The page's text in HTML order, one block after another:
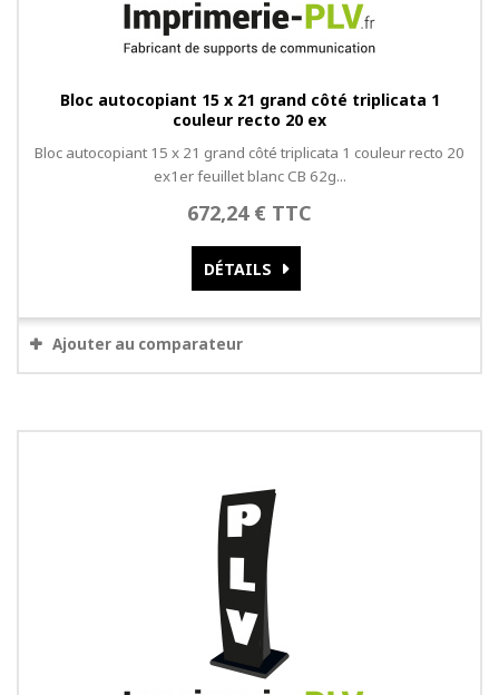
Bloc autocopiant 15 x 21 grand côté triplicata 1
couleur recto 20 ex
Bloc autocopiant 15 x 21 grand côté triplicata 1 couleur recto 20
ex1er feuillet blanc CB 62g...
672,24 € TTC
DÉTAILS
Ajouter au comparateur